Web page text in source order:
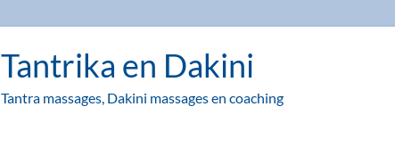
Tantrika en Dakini
Tantra massages, Dakini massages en coaching